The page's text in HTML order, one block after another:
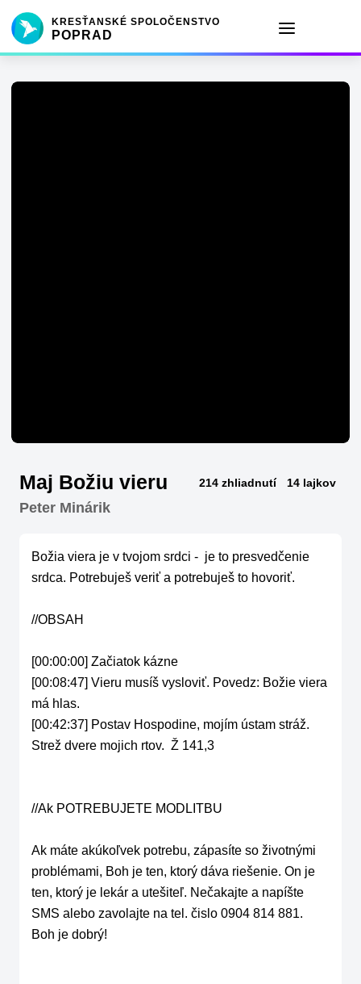
KRESŤANSKÉ SPOLOČENSTVO
POPRAD
Maj Božiu vieru
Peter Minárik
214 zhliadnutí 14 lajkov
Božia viera je v tvojom srdci -  je to presvedčenie
srdca. Potrebuješ veriť a potrebuješ to hovoriť.
//OBSAH
[00:00:00] Začiatok kázne
[00:08:47] Vieru musíš vysloviť. Povedz: Božie viera
má hlas.
[00:42:37] Postav Hospodine, mojím ústam stráž.
Strež dvere mojich rtov.  Ž 141,3
//Ak POTREBUJETE MODLITBU
Ak máte akúkoľvek potrebu, zápasíte so životnými
problémami, Boh je ten, ktorý dáva riešenie. On je
ten, ktorý je lekár a utešiteľ. Nečakajte a napíšte
SMS alebo zavolajte na tel. čislo 0904 814 881.
Boh je dobrý!